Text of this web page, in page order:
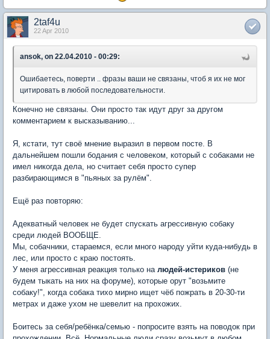
2taf4u
22 Apr 2010
ansok, on 22.04.2010 - 00:29:
Ошибаетесь, поверти .. фразы ваши не связаны, чтоб я их не мог
цитировать в любой последовательности.
Конечно не связаны. Они просто так идут друг за другом
комментарием к высказыванию...
Я, кстати, тут своё мнение выразил в первом посте. В
дальнейшем пошли бодания с человеком, который с собаками не
имел никогда дела, но считает себя просто супер
разбирающимся в "пьяных за рулём".
Ещё раз повторяю:
Адекватный человек не будет спускать агрессивную собаку
среди людей ВООБЩЕ.
Мы, собачники, стараемся, если много народу уйти куда-нибудь в
лес, или просто с краю постоять.
У меня агрессивная реакция только на людей-истериков (не
будем тыкать на них на форуме), которые орут "возьмите
собаку!", когда собака тихо мирно ищет чёб пожрать в 20-30-ти
метрах и даже ухом не шевелит на прохожих.
Боитесь за себя/ребёнка/семью - попросите взять на поводок при